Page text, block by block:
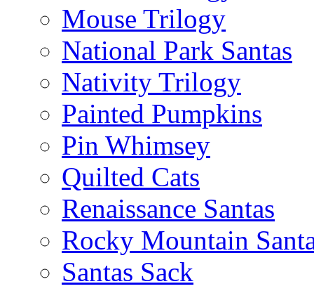
Mouse Trilogy
National Park Santas
Nativity Trilogy
Painted Pumpkins
Pin Whimsey
Quilted Cats
Renaissance Santas
Rocky Mountain
Santas Sack